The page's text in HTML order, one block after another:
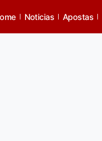
Noticias Apostas